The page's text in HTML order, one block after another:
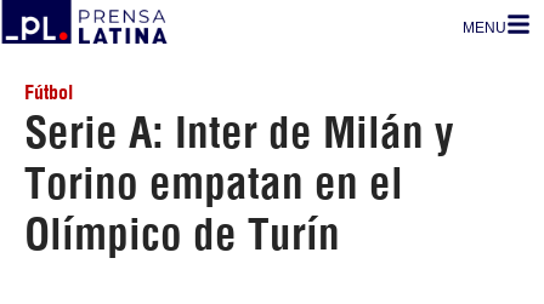
MENU
Fútbol
Serie A: Inter de Milán y
Torino empatan en el
Olímpico de Turín